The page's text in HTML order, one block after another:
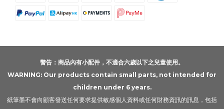
警告：商品內有小配件，不適合六歲以下之兒童使用。
WARNING: Our products contain small parts, not intended for
children under 6 years.
紙筆墨不會向顧客發送任何要求提供敏感個人資料或任何財務資訊的訊息，包括